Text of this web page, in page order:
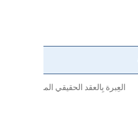
العِبرة بِالعقد الحقيقي المستتر؛